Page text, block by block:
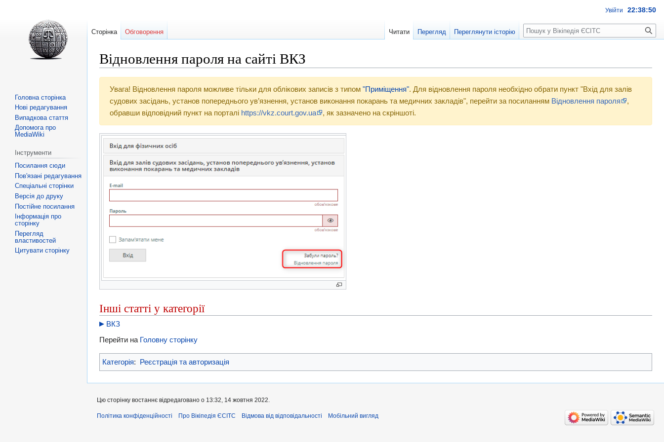
Відновлення пароля на сайті ВКЗ
навігації
пошуку
Увага! Відновлення пароля можливе тільки для облікових записів з типом "Приміщення". Для відновлення пароля необхідно обрати пункт "Вхід для залів
судових засідань, установ попереднього ув’язнення, установ виконання покарань та медичних закладів", перейти за посиланням Відновлення пароля
,
обравши відповідний пункт на порталі https://vkz.court.gov.ua , як зазначено на скріншоті.
Інші статті у категорії
ВКЗ
Перейти на Головну сторінку
Категорія: Реєстрація та авторизація
Увійти 22:38:50
Сторінка Обговорення Читати Перегляд Переглянути історію Пошук
Головна сторінка
Нові редагування
Випадкова стаття
Допомога про
MediaWiki
Інструменти
Посилання сюди
Пов'язані редагування
Спеціальні сторінки
Версія до друку
Постійне посилання
Інформація про
сторінку
Перегляд
властивостей
Цитувати сторінку
Цю сторінку востаннє відредаговано о 13:32, 14 жовтня 2022.
Політика конфіденційності Про Вікіпедія ЄСІТС Відмова від відповідальності Мобільний вигляд